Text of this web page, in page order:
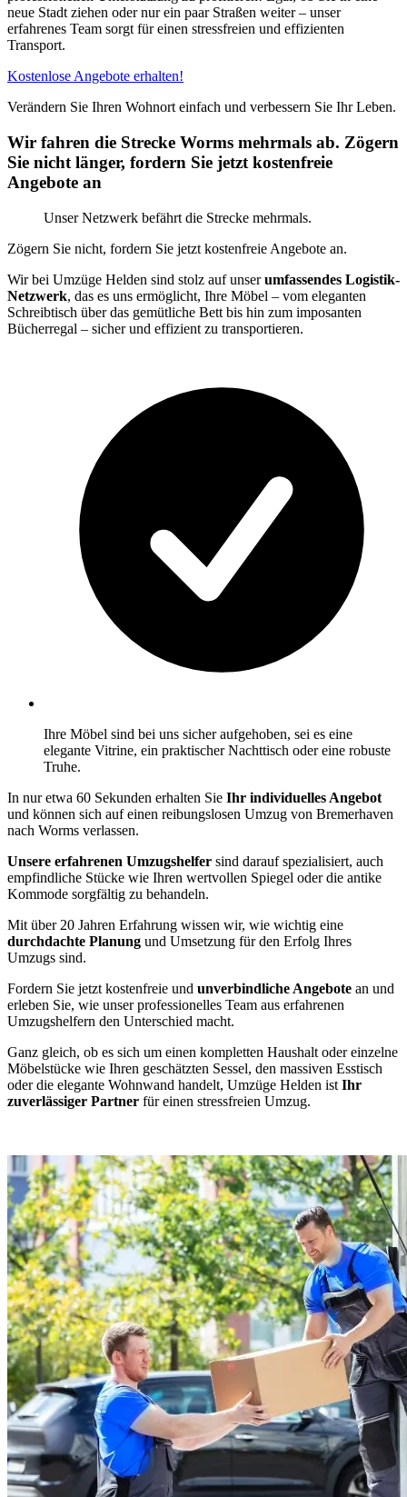
neue Stadt ziehen oder nur ein paar Straßen weiter – unser
erfahrenes Team sorgt für einen stressfreien und effizienten
Transport.
Kostenlose Angebote erhalten!
Verändern Sie Ihren Wohnort einfach und verbessern Sie Ihr Leben.
Wir fahren die Strecke Worms mehrmals ab. Zögern
Sie nicht länger, fordern Sie jetzt kostenfreie
Angebote an
Unser Netzwerk befährt die Strecke mehrmals.
Zögern Sie nicht, fordern Sie jetzt kostenfreie Angebote an.
Wir bei Umzüge Helden sind stolz auf unserumfassendes Logistik-
Netzwerk, das es uns ermöglicht, Ihre Möbel – vom eleganten
Schreibtisch über das gemütliche Bett bis hin zum imposanten
Bücherregal – sicher und effizient zu transportieren.
Ihre Möbel sind bei uns sicher aufgehoben, sei es eine
elegante Vitrine, ein praktischer Nachttisch oder eine robuste
Truhe.
In nur etwa 60 Sekunden erhalten Sie Ihr individuelles Angebot
und können sich auf einen reibungslosen Umzug von Bremerhaven
nach Worms verlassen.
Unsere erfahrenen Umzugshelfer sind darauf spezialisiert, auch
empfindliche Stücke wie Ihren wertvollen Spiegel oder die antike
Kommode sorgfältig zu behandeln.
Mit über 20 Jahren Erfahrung wissen wir, wie wichtig eine
durchdachte Planung und Umsetzung für den Erfolg Ihres
Umzugs sind.
Fordern Sie jetzt kostenfreie und unverbindliche Angebote an und
erleben Sie, wie unser professionelles Team aus erfahrenen
Umzugshelfern den Unterschied macht.
Ganz gleich, ob es sich um einen kompletten Haushalt oder einzelne
Möbelstücke wie Ihren geschätzten Sessel, den massiven Esstisch
oder die elegante Wohnwand handelt, Umzüge Helden ist Ihr
zuverlässiger Partner für einen stressfreien Umzug.